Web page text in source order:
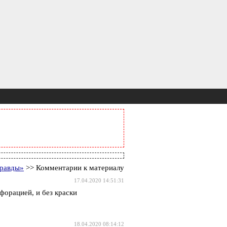
>> Комментарии к материалу
17.04.2020 14:51:31
и без краски
18.04.2020 08:14:12